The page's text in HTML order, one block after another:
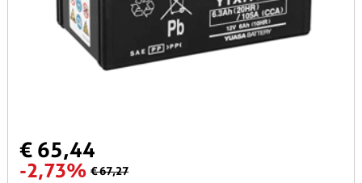
€ 65,44
-2,73% € 67,27